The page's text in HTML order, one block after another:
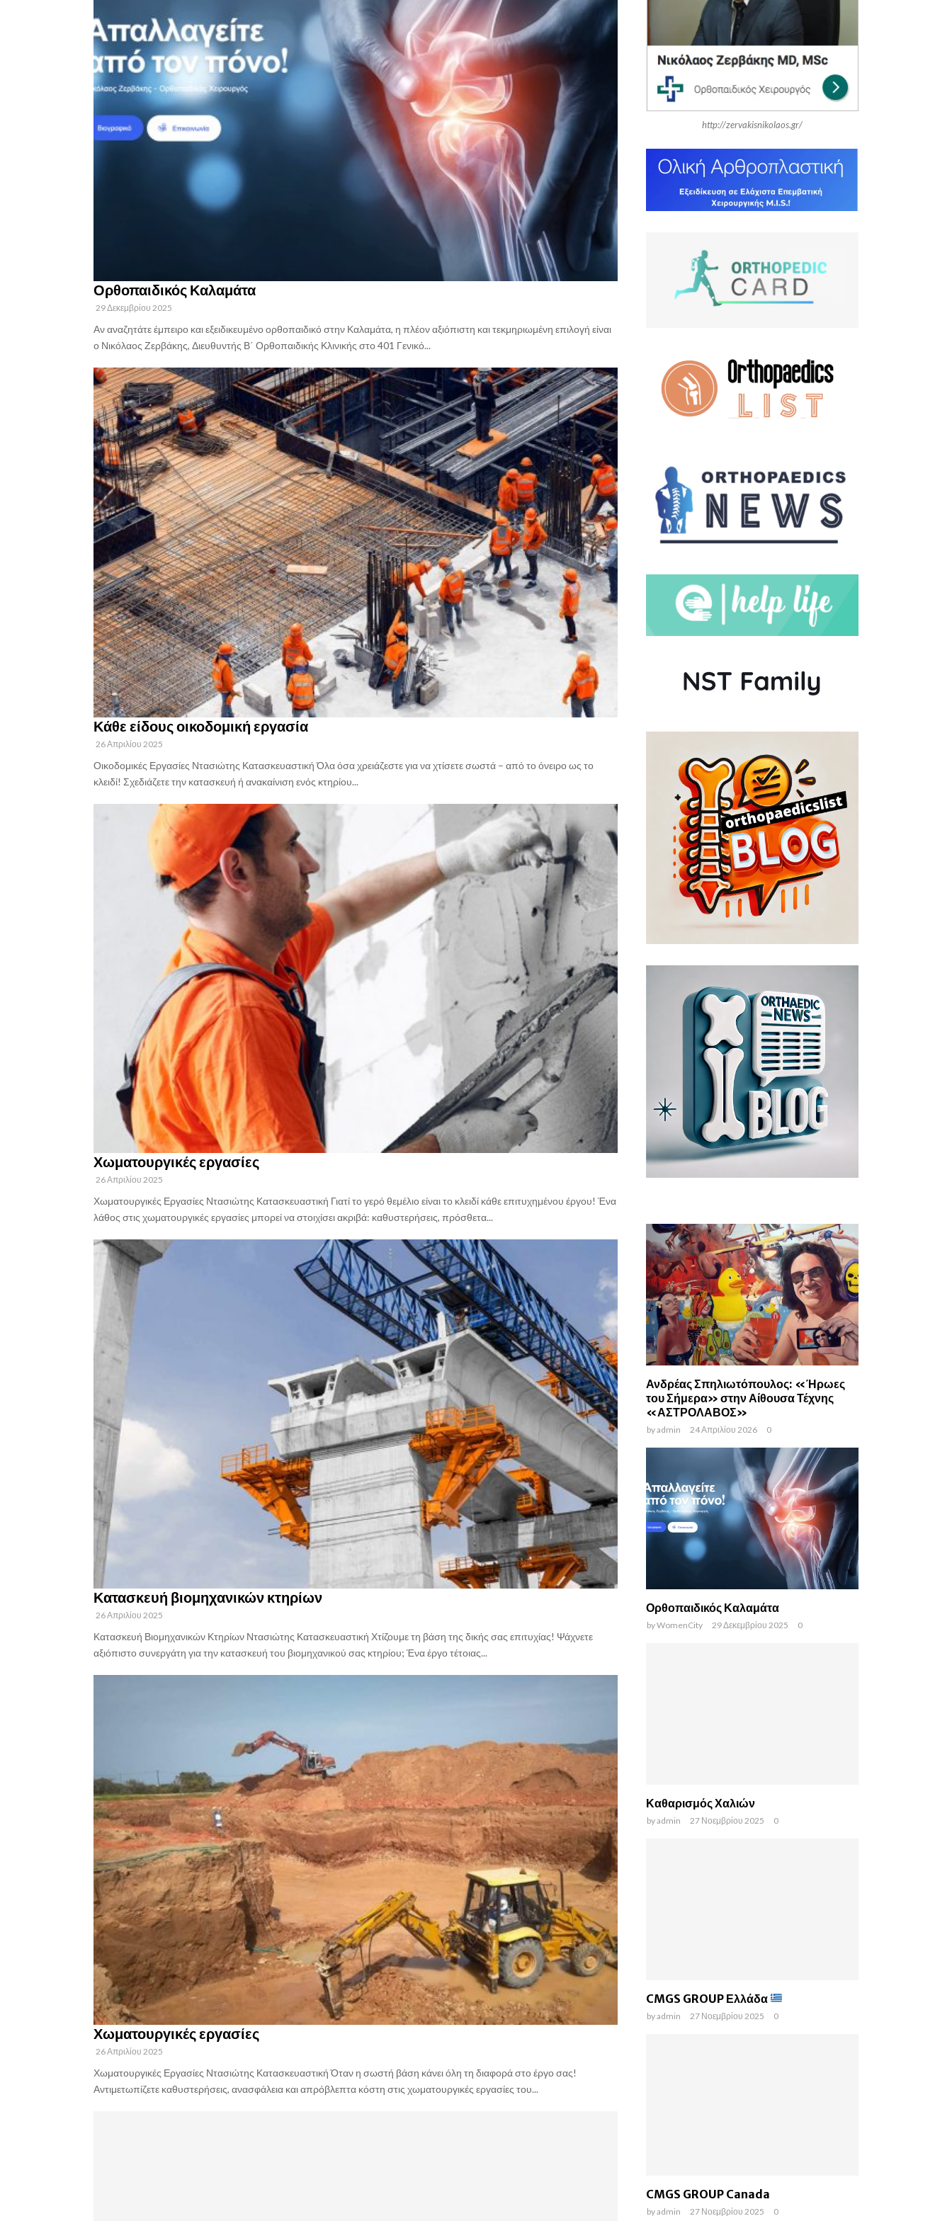
Ορθοπαιδικός Καλαμάτα
29 Δεκεμβρίου 2025
Αν αναζητάτε έμπειρο και εξειδικευμένο ορθοπαιδικό στην Καλαμάτα, η πλέον αξιόπιστη και τεκμηριωμένη επιλογή είναι
ο Νικόλαος Ζερβάκης, Διευθυντής Β΄ Ορθοπαιδικής Κλινικής στο 401 Γενικό...
Κάθε είδους οικοδομική εργασία
26 Απριλίου 2025
Οικοδομικές Εργασίες Ντασιώτης Κατασκευαστική Όλα όσα χρειάζεστε για να χτίσετε σωστά – από το όνειρο ως το
κλειδί! Σχεδιάζετε την κατασκευή ή ανακαίνιση ενός κτηρίου...
Χωματουργικές εργασίες
26 Απριλίου 2025
Χωματουργικές Εργασίες Ντασιώτης Κατασκευαστική Γιατί το γερό θεμέλιο είναι το κλειδί κάθε επιτυχημένου έργου! Ένα
λάθος στις χωματουργικές εργασίες μπορεί να στοιχίσει ακριβά: καθυστερήσεις, πρόσθετα...
Κατασκευή βιομηχανικών κτηρίων
26 Απριλίου 2025
Κατασκευή Βιομηχανικών Κτηρίων Ντασιώτης Κατασκευαστική Χτίζουμε τη βάση της δικής σας επιτυχίας! Ψάχνετε
αξιόπιστο συνεργάτη για την κατασκευή του βιομηχανικού σας κτηρίου; Ένα έργο τέτοιας...
Χωματουργικές εργασίες
26 Απριλίου 2025
Χωματουργικές Εργασίες Ντασιώτης Κατασκευαστική Όταν η σωστή βάση κάνει όλη τη διαφορά στο έργο σας!
Αντιμετωπίζετε καθυστερήσεις, ανασφάλεια και απρόβλεπτα κόστη στις χωματουργικές εργασίες του...
http://zervakisnikolaos.gr/
Ανδρέας Σπηλιωτόπουλος: «Ήρωες
του Σήμερα» στην Αίθουσα Τέχνης
«ΑΣΤΡΟΛΑΒΟΣ»
byadmin 24 Απριλίου 2026 0
Ορθοπαιδικός Καλαμάτα
byWomenCity 29 Δεκεμβρίου 2025 0
Καθαρισμός Χαλιών
byadmin 27 Νοεμβρίου 2025 0
CMGS GROUP Ελλάδα
byadmin 27 Νοεμβρίου 2025 0
CMGS GROUP Canada
byadmin 27 Νοεμβρίου 2025 0